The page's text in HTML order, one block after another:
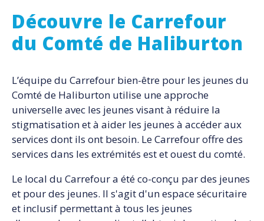
Découvre le Carrefour
du Comté de Haliburton
L’équipe du Carrefour bien-être pour les jeunes du
Comté de Haliburton utilise une approche
universelle avec les jeunes visant à réduire la
stigmatisation et à aider les jeunes à accéder aux
services dont ils ont besoin. Le Carrefour offre des
services dans les extrémités est et ouest du comté.
Le local du Carrefour a été co-conçu par des jeunes
et pour des jeunes. Il s'agit d'un espace sécuritaire
et inclusif permettant à tous les jeunes